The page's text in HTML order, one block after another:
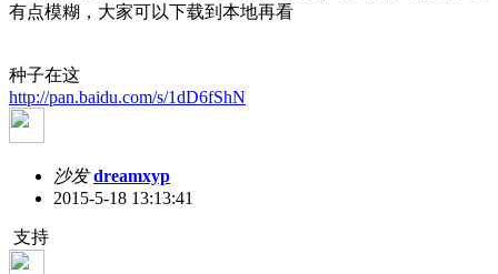
有点模糊，大家可以下载到本地再看
种子在这
http://pan.baidu.com/s/1dD6fShN
沙发 dreamxyp
2015-5-18 13:13:41
支持